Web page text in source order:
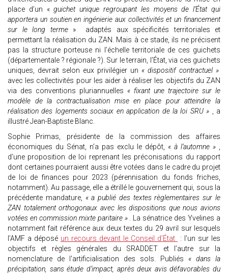
place d’un «guichet unique regroupant les moyens de l’État qui
apportera un soutien en ingénierie aux collectivités et un financement
sur le long terme» adaptés aux spécificités territoriales et
permettant la réalisation du ZAN. Mais à ce stade, ils ne précisent
pas la structure porteuse ni l’échelle territoriale de ces guichets
(départementale ? régionale ?). Sur le terrain, l’État, via ces guichets
uniques, devrait selon eux privilégier un « dispositif contractuel »
avec les collectivités pour les aider à réaliser les objectifs du ZAN
via des conventions pluriannuelles « fixant une trajectoire sur le
modèle de la contractualisation mise en place pour atteindre la
réalisation des logements sociaux en application de la loi SRU » , a
illustré Jean-Baptiste Blanc.
Sophie Primas, présidente de la commission des affaires
économiques du Sénat, n’a pas exclu le dépôt, « à l’automne » ,
d’une proposition de loi reprenant les préconisations du rapport
dont certaines pourraient aussi être votées dans le cadre du projet
de loi de finances pour 2023 (pérennisation du fonds friches,
notamment). Au passage, elle a étrillé le gouvernement qui, sous la
précédente mandature, « a publié des textes règlementaires sur le
ZAN totalement orthogonaux avec les dispositions que nous avions
votées en commission mixte paritaire » . La sénatrice des Yvelines a
notamment fait référence aux deux textes du 29 avril sur lesquels
l’AMF a déposé un recours devant le Conseil d’État
: l’un sur les
objectifs et règles générales du SRADDET et l’autre sur la
nomenclature de l'artificialisation des sols. Publiés « dans la
précipitation, sans étude d’impact, après deux avis défavorables du